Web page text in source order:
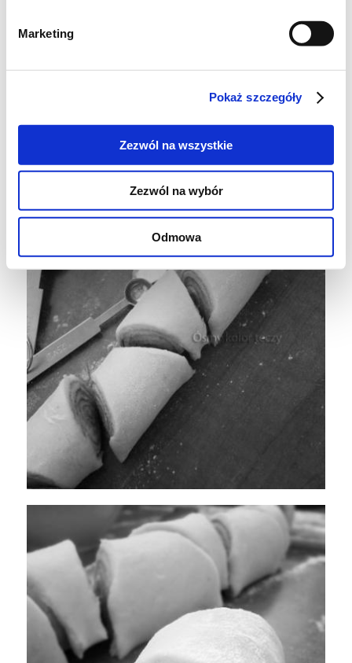
Marketing
Pokaż szczegóły
Zezwól na wszystkie
Zezwól na wybór
Odmowa
konieczne.